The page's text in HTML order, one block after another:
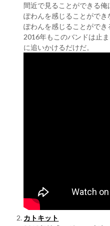
間近で見ることができる
ぽわんを感じることがで
ぽわんを感じることができ
2016年もこのバンドは止
に追いかけるだけだ。
カトキット